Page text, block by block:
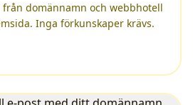
domännamn och webbhotell
Inga förkunskaper krävs.